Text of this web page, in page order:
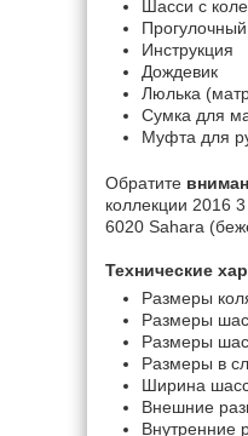
Шасси с
Инструкция
Дождевик
Люлька
Сумка для
Муфта для
Обратите
коллекции 2016
6020 Sahara
Технические
Размеры
Размеры
Размеры
Размеры в
Ширина
Внешние
Внутренние